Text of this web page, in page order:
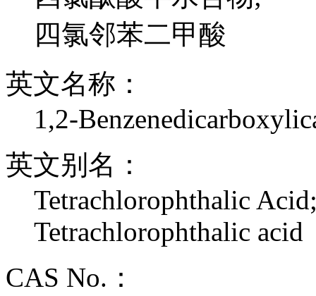
四氯邻苯二甲酸
英文名称：
1,2-
英文别名：
Tetrachlorophthalic
Tetrachlorophthalic acid
CAS No.：